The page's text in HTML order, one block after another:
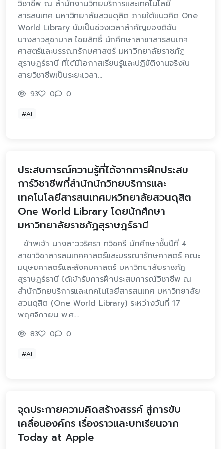
วิชาชีพ ณ สำนักงานวิทยบริการและเทคโนโลยี
สารสนเทศ มหาวิทยาลัยสวนดุสิต ภายใต้แนวคิด One
World Library นับเป็นช่วงเวลาสำคัญของดิฉัน
นางสาวสุชามาส ไชยสิทธิ์ นักศึกษาสาขาสารสนเทศ
ศาสตร์และบรรณารักษศาสตร์ มหาวิทยาลัยราชภัฏ
สุราษฎร์ธานี ที่ได้มีโอกาสเรียนรู้และปฏิบัติงานจริงใน
สายวิชาชีพเป็นระยะเวลา…
93 0 0
#AI
ประสบการณ์ความรู้ที่ได้จากการฝึกประสบ
การ์วิชาชีพที่สำนักนักวิทยบริการและ
เทคโนโลยีสารสนเทศมหวิทยาลัยสวนดุสิต
One World Library โดยนักศึกษา
มหาวิทยาลัยราชภัฏสุราษฎร์ธานี
ข้าพเจ้า นางสาววริศรา ทวิชศรี นักศึกษาชั้นปีที่ 4
สาขาวิชาสารสนเทศศาสตร์และบรรณารักษศาสตร์ คณะ
มนุษยศาสตร์และสังคมศาสตร์ มหาวิทยาลัยราชภัฏ
สุราษฎร์ธานี ได้เข้ารับการฝึกประสบการณ์วิชาชีพ ณ
สำนักวิทยบริการและเทคโนโลยีสารสนเทศ มหาวิทยาลัย
สวนดุสิต (One World Library) ระหว่างวันที่ 17
พฤศจิกายน พ.ศ.…
83 0 0
#AI
จุดประกายความคิดสร้างสรรค์ สู่การขับ
เคลื่อนองค์กร เรื่องราวและบทเรียนจาก
Today at Apple